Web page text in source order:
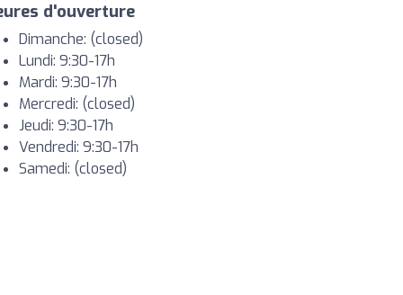
d'ouverture
Dimanche: (closed)
Lundi: 9:30-17h
Mardi: 9:30-17h
Mercredi: (closed)
Jeudi: 9:30-17h
Vendredi: 9:30-17h
Samedi: (closed)